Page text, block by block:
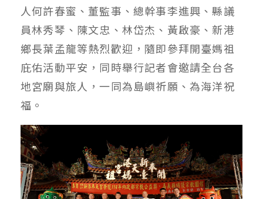
人何許春蜜、董監事、總幹事李進興、縣議
員林秀琴、陳文忠、林岱杰、黃啟豪、新港
鄉長葉孟龍等熱烈歡迎，隨即參拜開臺媽祖
庇佑活動平安，同時舉行記者會邀請全台各
地宮廟與旅人，一同為島嶼祈願、為海洋祝
福。